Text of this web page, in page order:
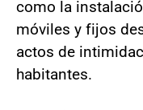
como la
móviles y fijos
actos de
habitantes.